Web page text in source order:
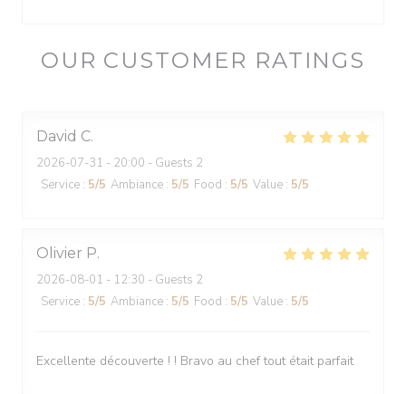
OUR CUSTOMER RATINGS
David C
2026-07-31 - 20:00 - Guests 2
Service : 5/5 Ambiance : 5/5 Food : 5/5 Value : 5/5
Olivier P
2026-08-01 - 12:30 - Guests 2
Service : 5/5 Ambiance : 5/5 Food : 5/5 Value : 5/5
Excellente découverte ! ! Bravo au chef tout était parfait